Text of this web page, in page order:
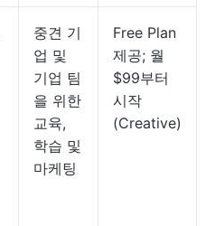
중견 기
업 및
기업 팀
을 위한
교육,
학습 및
마케팅
Free Plan
제공; 월
$99부터
시작
(Creative)